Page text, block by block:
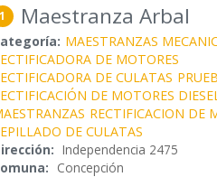
1 Maestranza Arbal
MAESTRANZAS
DE MOTORES
DE CULATAS
DE MOTORES
RECTIFICACION DE
DE CULATAS
Independencia 2475
Concepción